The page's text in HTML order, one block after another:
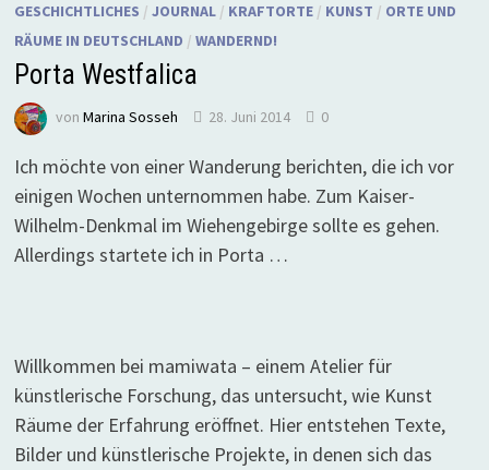
GESCHICHTLICHES / JOURNAL/ KRAFTORTE/ KUNST / ORTE UND
RÄUME IN DEUTSCHLAND / WANDERND!
Porta Westfalica
von Marina Sosseh 28. Juni 2014 0
Ich möchte von einer Wanderung berichten, die ich vor
einigen Wochen unternommen habe. Zum Kaiser-
Wilhelm-Denkmal im Wiehengebirge sollte es gehen.
Allerdings startete ich in Porta …
Willkommen bei mamiwata – einem Atelier für
künstlerische Forschung, das untersucht, wie Kunst
Räume der Erfahrung eröffnet. Hier entstehen Texte,
Bilder und künstlerische Projekte, in denen sich das